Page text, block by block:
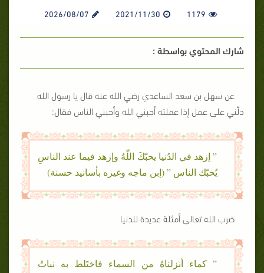
1179
2021/11/30
2026/08/07
شارك المحتوي بواسطة :
عن سهل بن سعد الساعدي رضي الله عنه قال يا رسول الله
دلّني على عمل إذا عملته أحبني الله وأحبني الناس فقال:
” إزهد في الدُنيا يحبّكَ اللّهُ وإزهد فيما عند الناسِ
يُحبّك الناس ” (إبن ماجه وغيره بأسانيد حسنة)
ضرب الله تعالى أمثلة عديدة للدنيا
” كماء أنزلناهُ من السماء فاختَلط به نباتُ